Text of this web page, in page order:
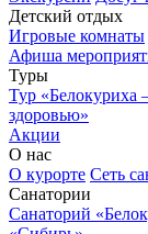
Детский отдых
Игровые комнаты
Афиша
Туры
Тур «Белокуриха
здоровью»
Акции
О нас
О курорте Сеть
Санатории
Санаторий